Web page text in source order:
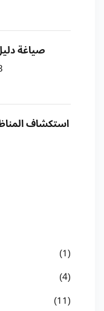
صياغة
استكشاف
(1)
(4)
(11)